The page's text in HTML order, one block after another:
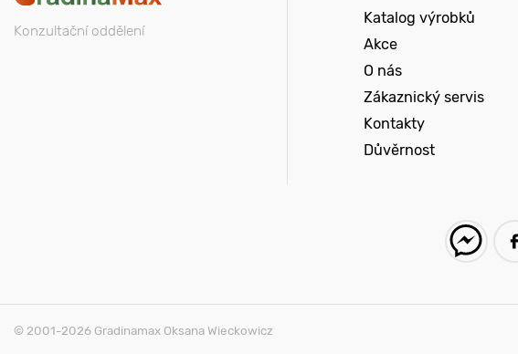
Konzultační oddělení
Katalog výrobků
Akce
O nás
Zákaznický servis
Kontakty
Důvěrnost
© 2001-2026 Gradinamax Oksana Wieckowicz